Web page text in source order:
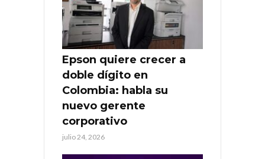
Epson quiere crecer a
doble dígito en
Colombia: habla su
nuevo gerente
corporativo
julio 24, 2026